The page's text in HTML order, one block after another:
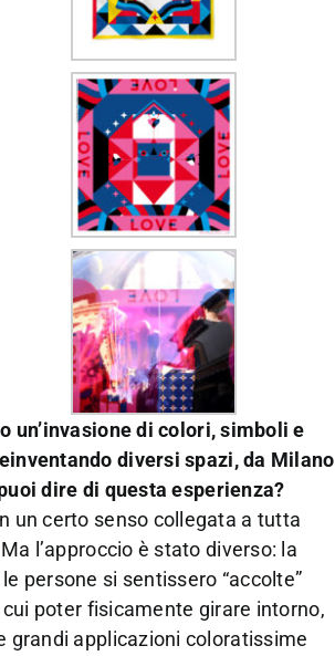
un’invasione dicolori, simboli e
diversi spazi, da Milano
dire di questa esperienza?
un certo senso collegata a tutta
l’approccio è stato diverso: la
persone si sentissero “accolte”
poter fisicamente girare intorno,
grandi applicazioni coloratissime